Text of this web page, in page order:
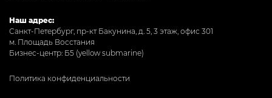
Наш адрес:
Санкт-Петербург, пр-кт Бакунина, д. 5, 3 этаж, офис 301
м. Площадь Восстания
Бизнес-центр: Б5 (yellow submarine)
Политика конфиденциальности